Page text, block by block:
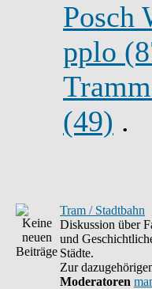
Posch
pplo
(49) .
Tram / Stadtbahn
Diskussion über
und
Städte.
Zur
Moderatoren